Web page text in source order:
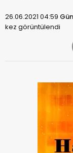
26.06.2021 04:59
kez görüntülendi